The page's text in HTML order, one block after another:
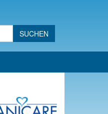
Search for: